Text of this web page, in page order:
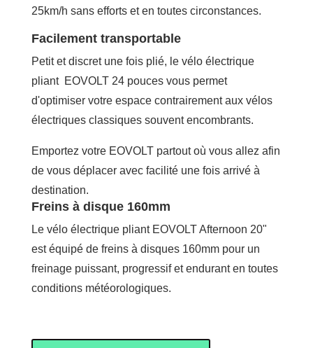
25km/h sans efforts et en toutes circonstances.
Facilement transportable
Petit et discret une fois plié, le vélo électrique
pliant EOVOLT 24 pouces vous permet
d'optimiser votre espace contrairement aux vélos
électriques classiques souvent encombrants.
Emportez votre EOVOLT partout où vous allez afin
de vous déplacer avec facilité une fois arrivé à
destination.
Freins à disque 160mm
Le vélo électrique pliant EOVOLT Afternoon 20"
est équipé de freins à disques 160mm pour un
freinage puissant, progressif et endurant en toutes
conditions météorologiques.